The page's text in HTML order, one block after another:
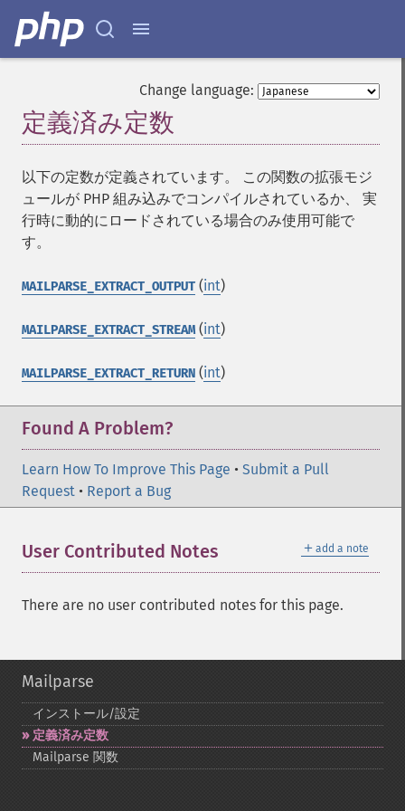
Change language:
定義済み定数
以下の定数が定義されています。 この関数の拡張モジ
ュールが PHP 組み込みでコンパイルされているか、 実
行時に動的にロードされている場合のみ使用可能で
す。
MAILPARSE_EXTRACT_OUTPUT (int)
MAILPARSE_EXTRACT_STREAM(int)
MAILPARSE_EXTRACT_RETURN (int)
Found A Problem?
Learn How To Improve This Page • Submit a Pull
Request • Report a Bug
＋ add a note
User Contributed Notes
There are no user contributed notes for this page.
Mailparse
インストール/設定
定義済み定数
Mailparse 関数